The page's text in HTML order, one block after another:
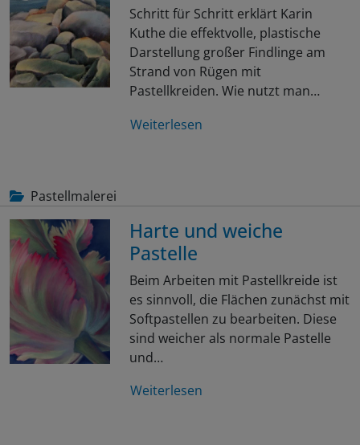
Schritt für Schritt erklärt Karin
Kuthe die effektvolle, plastische
Darstellung großer Findlinge am
Strand von Rügen mit
Pastellkreiden. Wie nutzt man…
Weiterlesen
Pastellmalerei
Harte und weiche
Pastelle
Beim Arbeiten mit Pastellkreide ist
es sinnvoll, die Flächen zunächst mit
Softpastellen zu bearbeiten. Diese
sind weicher als normale Pastelle
und…
Weiterlesen